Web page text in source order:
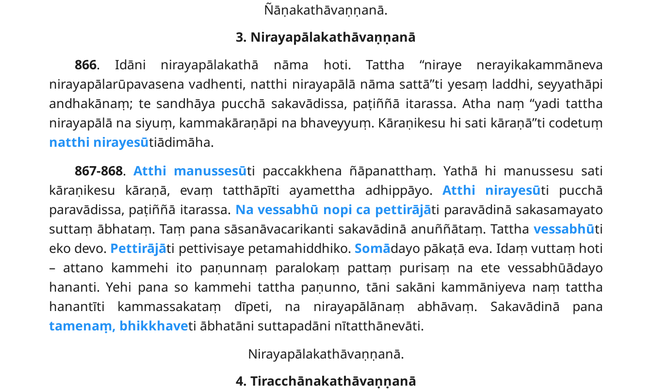
Ñāṇakathāvaṇṇanā.
3. Nirayapālakathāvaṇṇanā
866. Idāni nirayapālakathā nāma hoti. Tattha ‘‘niraye nerayikakammāneva
nirayapālarūpavasena vadhenti, natthi nirayapālā nāma sattā’’ti yesaṃ laddhi, seyyathāpi
andhakānaṃ; te sandhāya pucchā sakavādissa, paṭiññā itarassa. Atha naṃ ‘‘yadi tattha
nirayapālā na siyuṃ, kammakāraṇāpi na bhaveyyuṃ. Kāraṇikesu hi sati kāraṇā’’ti codetuṃ
natthi nirayesūtiādimāha.
867-868.Atthi manussesūti paccakkhena ñāpanatthaṃ. Yathā hi manussesu sati
kāraṇikesu kāraṇā, evaṃ tatthāpīti ayamettha adhippāyo. Atthi nirayesūti pucchā
paravādissa, paṭiññā itarassa. Na vessabhū nopi ca pettirājāti paravādinā sakasamayato
suttaṃ ābhataṃ. Taṃ pana sāsanāvacarikanti sakavādinā anuññātaṃ. Tatthavessabhūti
eko devo. Pettirājāti pettivisaye petamahiddhiko. Somādayo pākaṭā eva. Idaṃ vuttaṃ hoti
– attano kammehi ito paṇunnaṃ paralokaṃ pattaṃ purisaṃ na ete vessabhūādayo
hananti. Yehi pana so kammehi tattha paṇunno, tāni sakāni kammāniyeva naṃ tattha
hanantīti kammassakataṃ dīpeti, na nirayapālānaṃ abhāvaṃ. Sakavādinā pana
tamenaṃ, bhikkhaveti ābhatāni suttapadāni nītatthānevāti.
Nirayapālakathāvaṇṇanā.
4. Tiracchānakathāvaṇṇanā